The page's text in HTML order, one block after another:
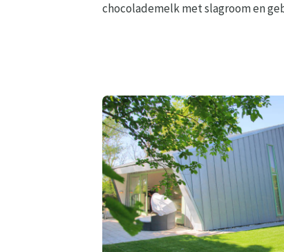
chocolademelk met slagroom en